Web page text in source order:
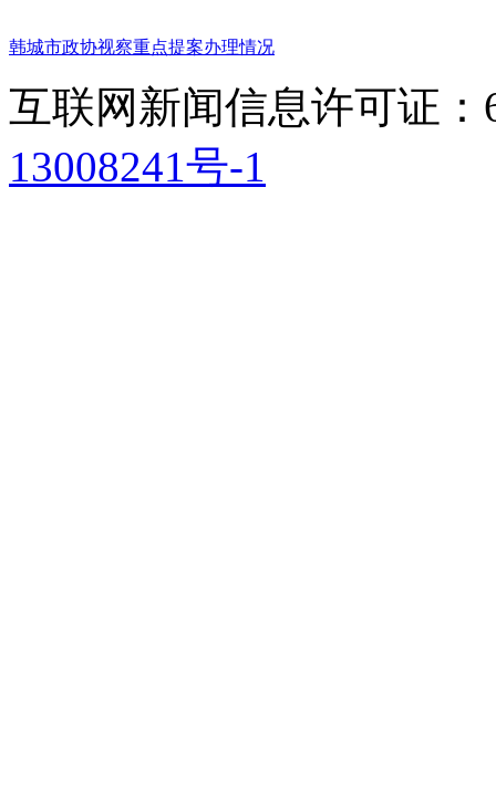
韩城市政协视察重点提案办理情况
互联网新闻信息许可证：
13008241号-1